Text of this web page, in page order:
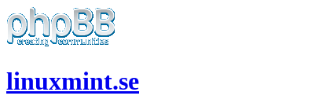
linuxmint.se